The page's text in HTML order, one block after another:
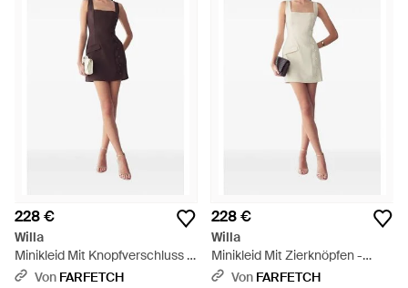
228 €
Willa
Minikleid Mit Knopfverschluss -
Braun
Von FARFETCH
228 €
Willa
Minikleid Mit Zierknöpfen -
Natur
Von FARFETCH